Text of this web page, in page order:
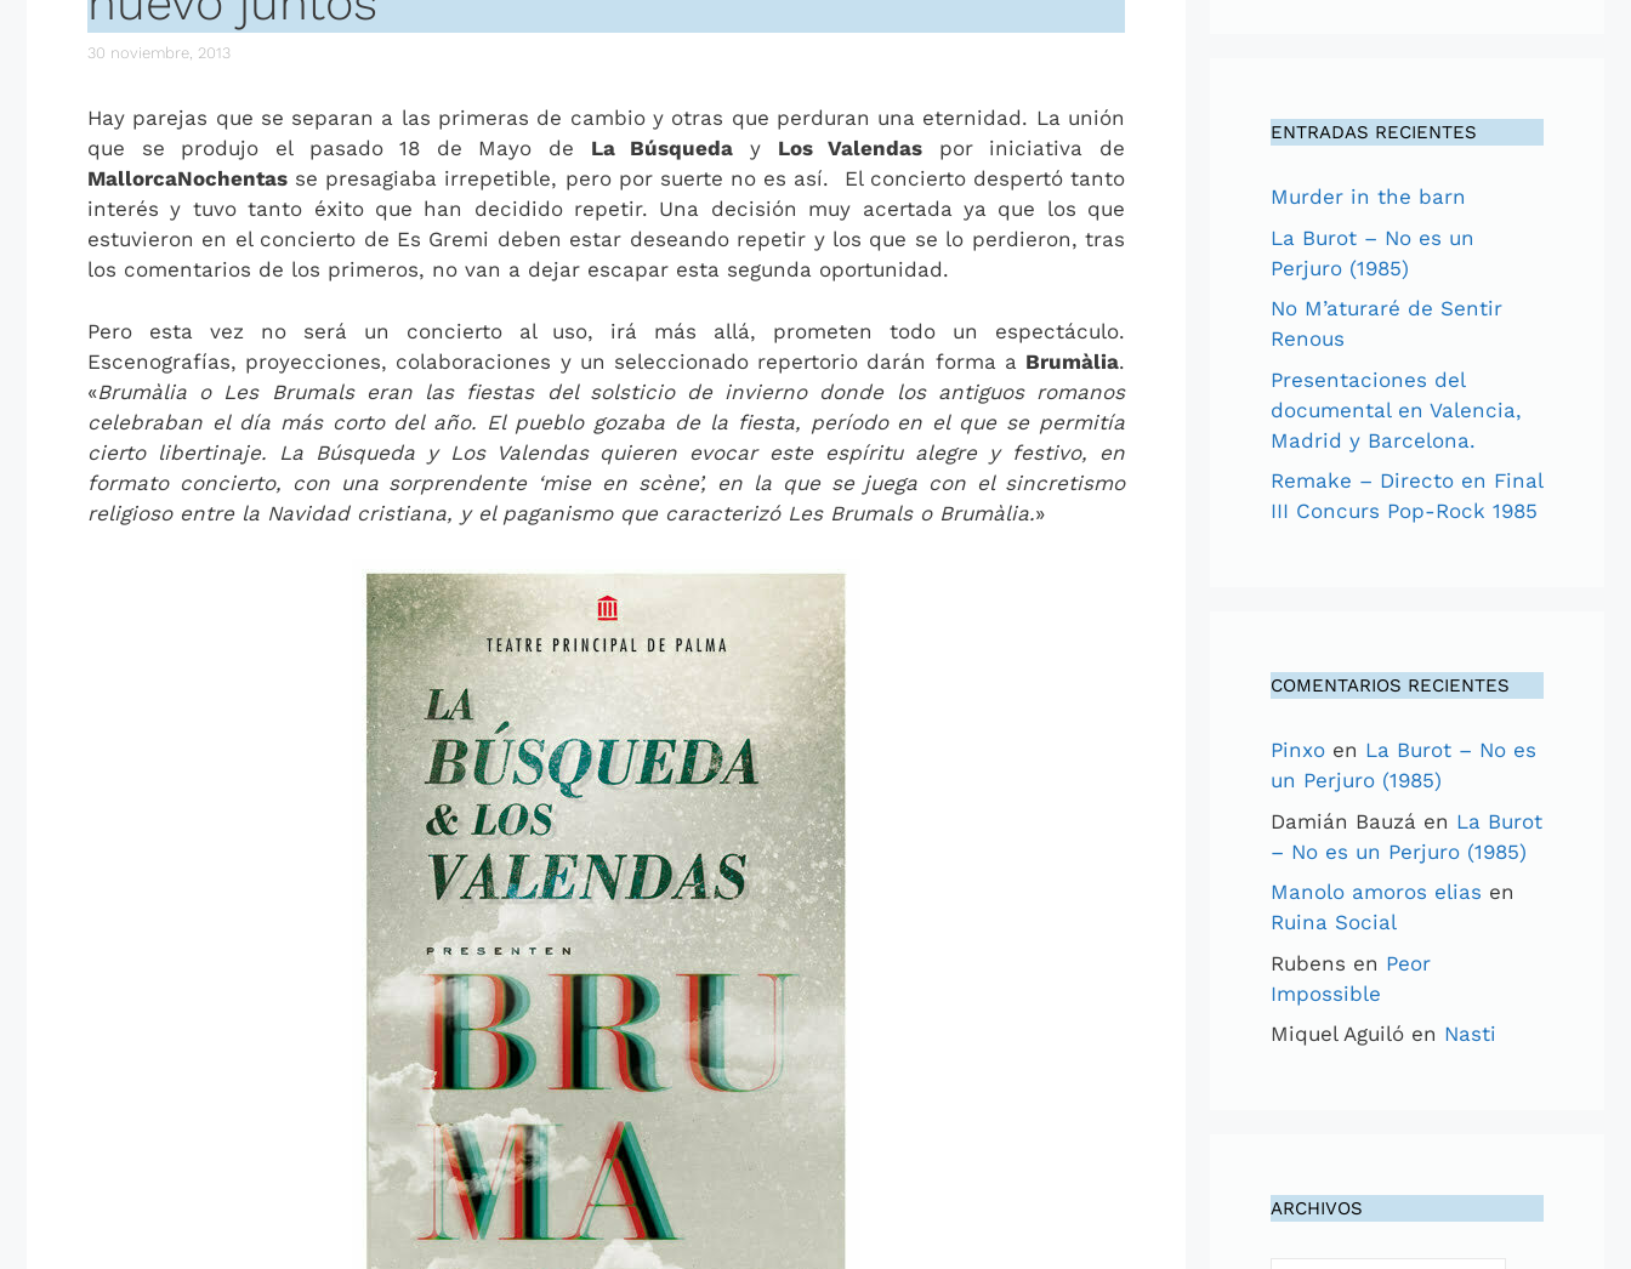
30 noviembre, 2013
Hay parejas que se separan a las primeras de cambio y otras que perduran una eternidad. La unión
que se produjo el pasado 18 de Mayo de La Búsqueda y Los Valendas por iniciativa de
MallorcaNochentas se presagiaba irrepetible, pero por suerte no es así. El concierto despertó tanto
interés y tuvo tanto éxito que han decidido repetir. Una decisión muy acertada ya que los que
estuvieron en el concierto de Es Gremi deben estar deseando repetir y los que se lo perdieron, tras
los comentarios de los primeros, no van a dejar escapar esta segunda oportunidad.
Pero esta vez no será un concierto al uso, irá más allá, prometen todo un espectáculo.
Escenografías, proyecciones, colaboraciones y un seleccionado repertorio darán forma a Brumàlia.
«Brumàlia o Les Brumals eran las fiestas del solsticio de invierno donde los antiguos romanos
celebraban el día más corto del año. El pueblo gozaba de la fiesta, período en el que se permitía
cierto libertinaje. La Búsqueda y Los Valendas quieren evocar este espíritu alegre y festivo, en
formato concierto, con una sorprendente ‘mise en scène’, en la que se juega con el sincretismo
religioso entre la Navidad cristiana, y el paganismo que caracterizó Les Brumals o Brumàlia.»
ENTRADAS RECIENTES
Murder in the barn
La Burot – No es un
Perjuro (1985)
No M’aturaré de Sentir
Renous
Presentaciones del
documental en Valencia,
Madrid y Barcelona.
Remake – Directo en Final
III Concurs Pop-Rock 1985
COMENTARIOS RECIENTES
Pinxo en La Burot – No es
un Perjuro (1985)
Damián Bauzá en La Burot
– No es un Perjuro (1985)
Manolo amoros elias en
Ruina Social
Rubens en Peor
Impossible
Miquel Aguiló en Nasti
ARCHIVOS